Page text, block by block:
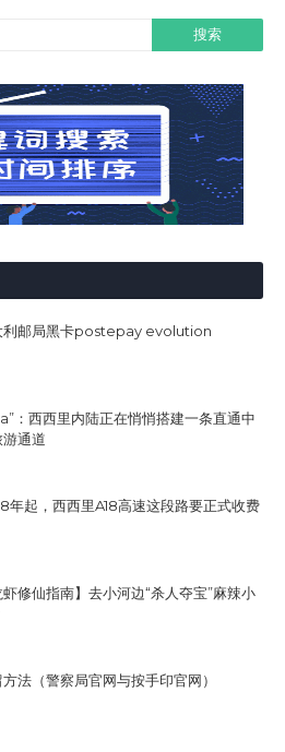
利邮局黑卡postepay evolution
：西西里内陆正在悄悄搭建一条直通中
通道
年起，西西里A18高速这段路要正式收费
虾修仙指南】去小河边“杀人夺宝”麻辣小
法（警察局官网与按手印官网）